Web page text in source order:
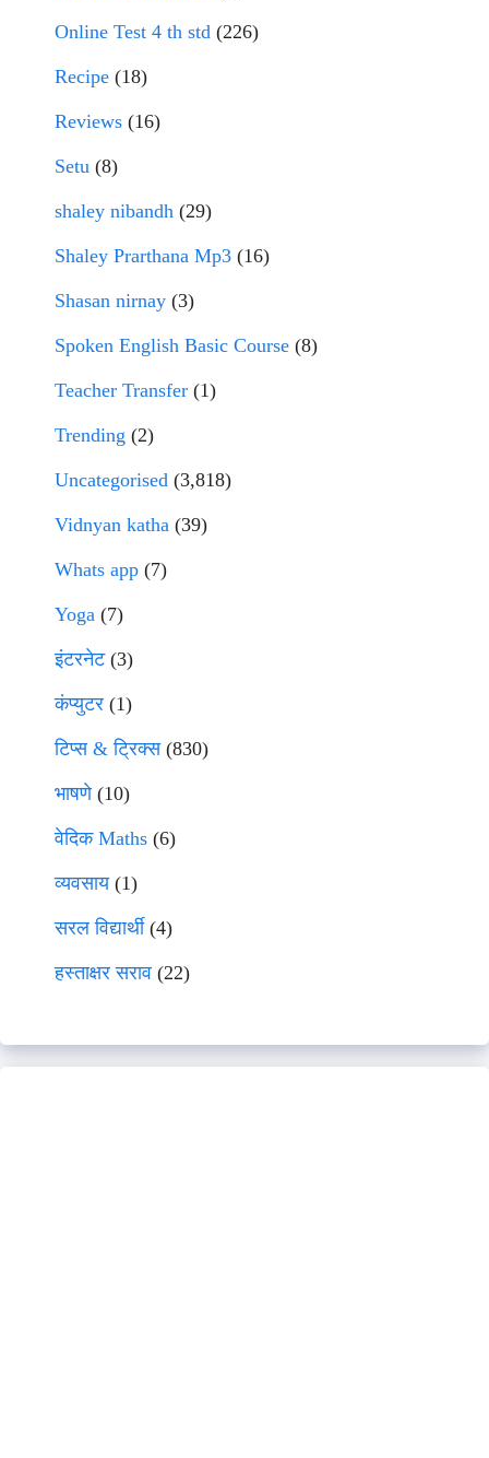
Online Test 4 th std (226)
Recipe (18)
Reviews (16)
Setu (8)
shaley nibandh (29)
Shaley Prarthana Mp3 (16)
Shasan nirnay (3)
Spoken English Basic Course (8)
Teacher Transfer (1)
Trending (2)
Uncategorised (3,818)
Vidnyan katha (39)
Whats app (7)
Yoga (7)
इंटरनेट(3)
कंप्युटर (1)
टिप्स & ट्रिक्स(830)
भाषणे(10)
वेदिक Maths (6)
व्यवसाय(1)
सरल विद्यार्थी(4)
हस्ताक्षर सराव (22)